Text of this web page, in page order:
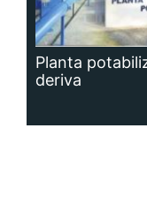
Planta
deriva